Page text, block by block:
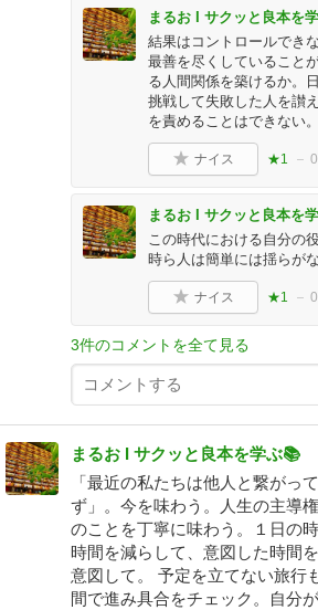
まるお I サクッと良本を
結果はコントロールでき
最善を尽くしていること
る人間関係を築けるか。
挑戦して失敗した人を讃
を責めることはできない
ナイス ★1
まるお I サクッと良本を
この時代における自分の
時ら人は簡単には揺らがな
ナイス ★1
3件のコメントを全て見る
まるお I サクッと良本を学ぶ📚
「最近の私たちは他人と繋がっ
ず」。今を味わう。人生の主導
のことを丁寧に味わう。１日の
時間を減らして、意図した時間
意図して。 予定を立てない旅行
間で進み具合をチェック。自分